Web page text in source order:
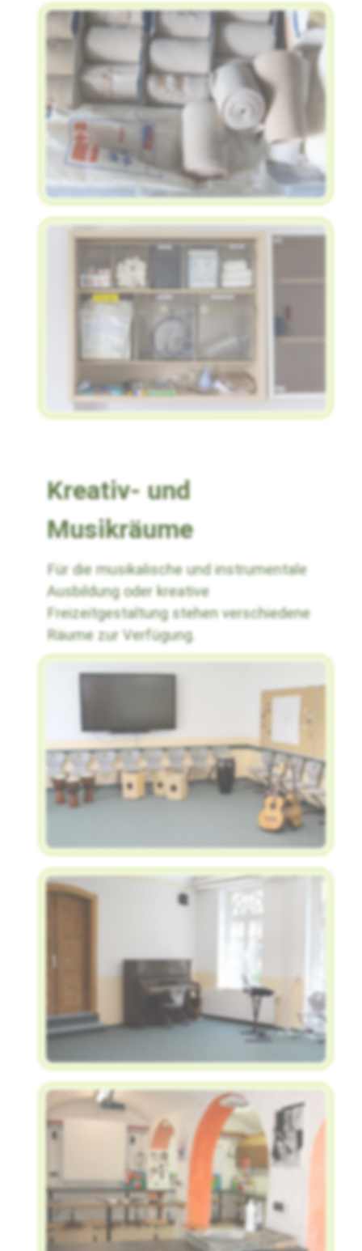
Kreativ- und
Musikräume
Für die musikalische und instrumentale
Ausbildung oder kreative
Freizeitgestaltung stehen verschiedene
Räume zur Verfügung.